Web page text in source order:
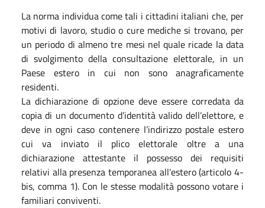
La norma individua come tali i cittadini italiani che, per
motivi di lavoro, studio o cure mediche si trovano, per
un periodo di almeno tre mesi nel quale ricade la data
di svolgimento della consultazione elettorale, in un
Paese estero in cui non sono anagraficamente
residenti.
La dichiarazione di opzione deve essere corredata da
copia di un documento d’identità valido dell’elettore, e
deve in ogni caso contenere l’indirizzo postale estero
cui va inviato il plico elettorale oltre a una
dichiarazione attestante il possesso dei requisiti
relativi alla presenza temporanea all'estero (articolo 4-
bis, comma 1). Con le stesse modalità possono votare i
familiari conviventi.